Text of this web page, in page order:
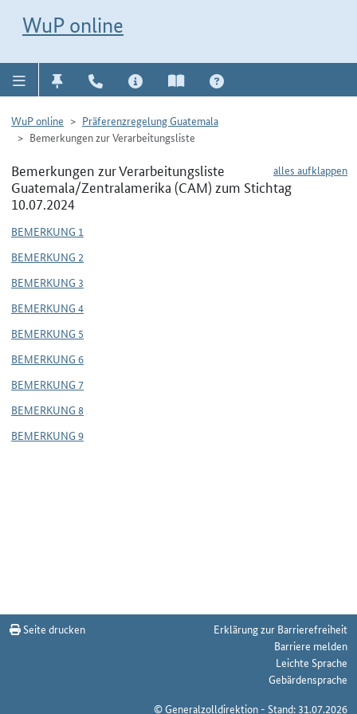
WuP online
WuP online
Präferenzregelung Guatemala
Bemerkungen zur Verarbeitungsliste
alles aufklappen
Bemerkungen zur Verarbeitungsliste
Guatemala/Zentralamerika (CAM) zum Stichtag
10.07.2024
BEMERKUNG 1
BEMERKUNG 2
BEMERKUNG 3
BEMERKUNG 4
BEMERKUNG 5
BEMERKUNG 6
BEMERKUNG 7
BEMERKUNG 8
BEMERKUNG 9
Seite drucken
Erklärung zur Barrierefreiheit
Barriere melden
Leichte Sprache
Gebärdensprache
© Generalzolldirektion - Stand: 31.07.2026